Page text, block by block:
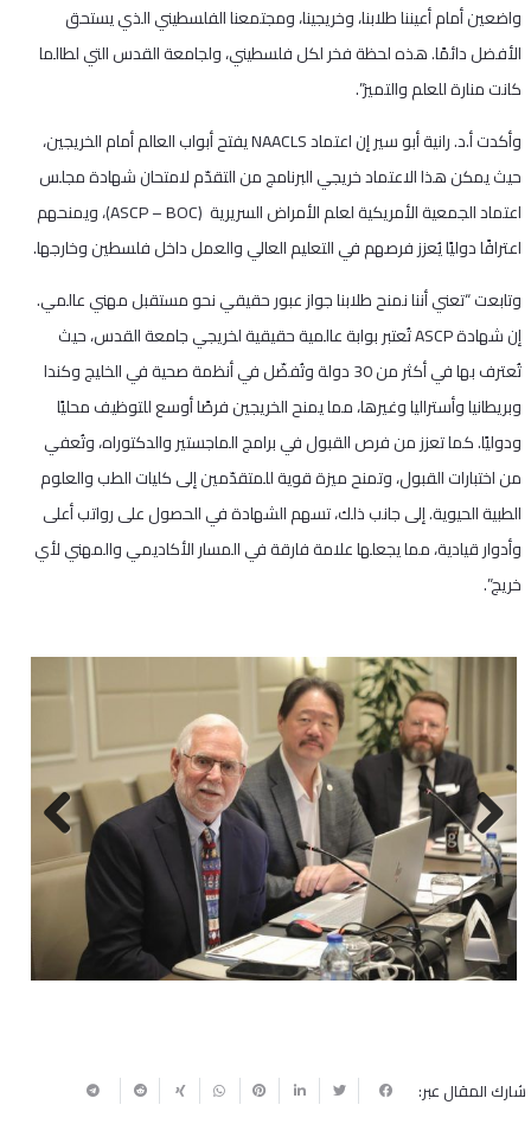
واضعين أمام أعيننا طلابنا، وخريجينا، ومجتمعنا الفلسطيني الذي يستحق
الأفضل دائمًا. هذه لحظة فخر لكل فلسطيني، ولجامعة القدس التي لطالما
كانت منارة للعلم والتميز”.
وأكدت أ.د. رانية أبو سير إن اعتماد NAACLS يفتح أبواب العالم أمام الخريجين،
حيث يمكن هذا الاعتماد خريجي البرنامج من التقدّم لامتحان شهادة مجلس
اعتماد الجمعية الأمريكية لعلم الأمراض السريرية (ASCP – BOC)، ويمنحهم
اعترافًا دوليًا يُعزز فرصهم في التعليم العالي والعمل داخل فلسطين وخارجها.
وتابعت “تعني أننا نمنح طلابنا جواز عبور حقيقي نحو مستقبل مهني عالمي.
إن شهادة ASCP تُعتبر بوابة عالمية حقيقية لخريجي جامعة القدس، حيث
تُعترف بها في أكثر من 30 دولة وتُفضّل في أنظمة صحية في الخليج وكندا
وبريطانيا وأستراليا وغيرها، مما يمنح الخريجين فرصًا أوسع للتوظيف محليًا
ودوليًا. كما تعزز من فرص القبول في برامج الماجستير والدكتوراه، وتُعفي
من اختبارات القبول، وتمنح ميزة قوية للمتقدّمين إلى كليات الطب والعلوم
الطبية الحيوية. إلى جانب ذلك، تسهم الشهادة في الحصول على رواتب أعلى
وأدوار قيادية، مما يجعلها علامة فارقة في المسار الأكاديمي والمهني لأي
خريج”.
Previous
Next
شارك المقال عبر: